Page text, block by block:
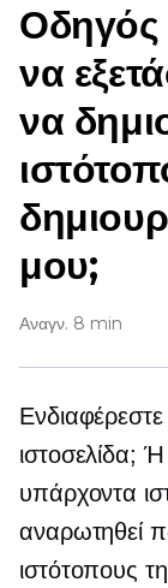
Οδηγός
να
να
μου;
Αναγν. 8 min
ιστοσελίδα;
υπάρχοντα
αναρωτηθεί
ιστότοπους